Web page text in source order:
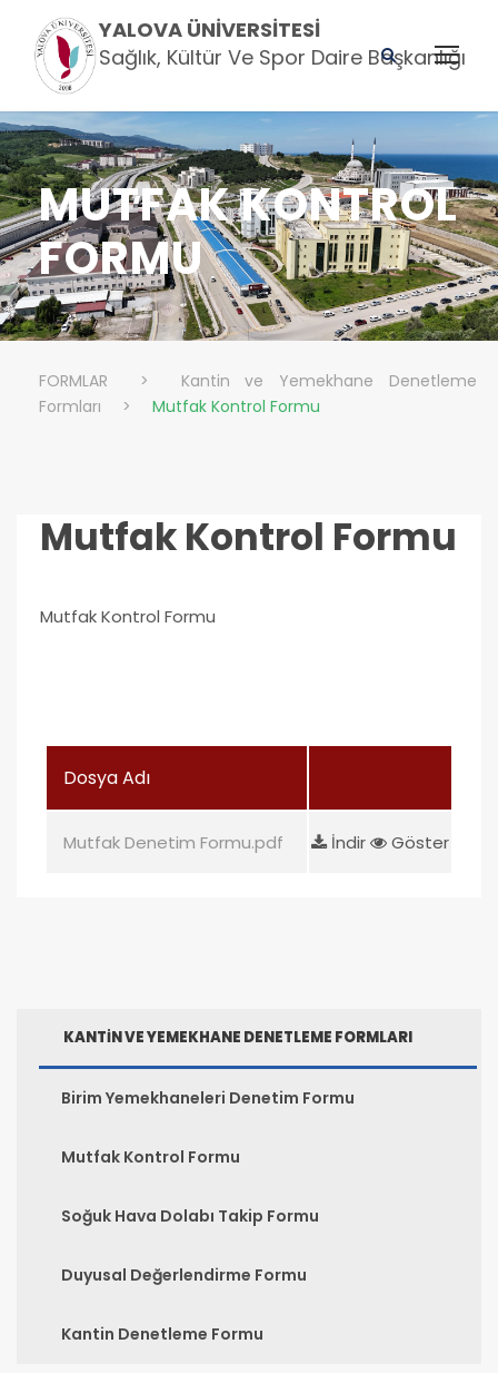
YALOVA ÜNIVERSITESI
Sağlık, Kültür Ve Spor Daire Başkanlığı
MUTFAK KONTROL
FORMU
FORMLAR >
Kantin ve Yemekhane Denetleme
Formları
> Mutfak Kontrol Formu
Mutfak Kontrol Formu
Mutfak Kontrol Formu
Dosya Adı
Mutfak Denetim Formu.pdf İndir Göster
KANTIN VE YEMEKHANE DENETLEME FORMLARI
Birim Yemekhaneleri Denetim Formu
Mutfak Kontrol Formu
Soğuk Hava Dolabı Takip Formu
Duyusal Değerlendirme Formu
Kantin Denetleme Formu